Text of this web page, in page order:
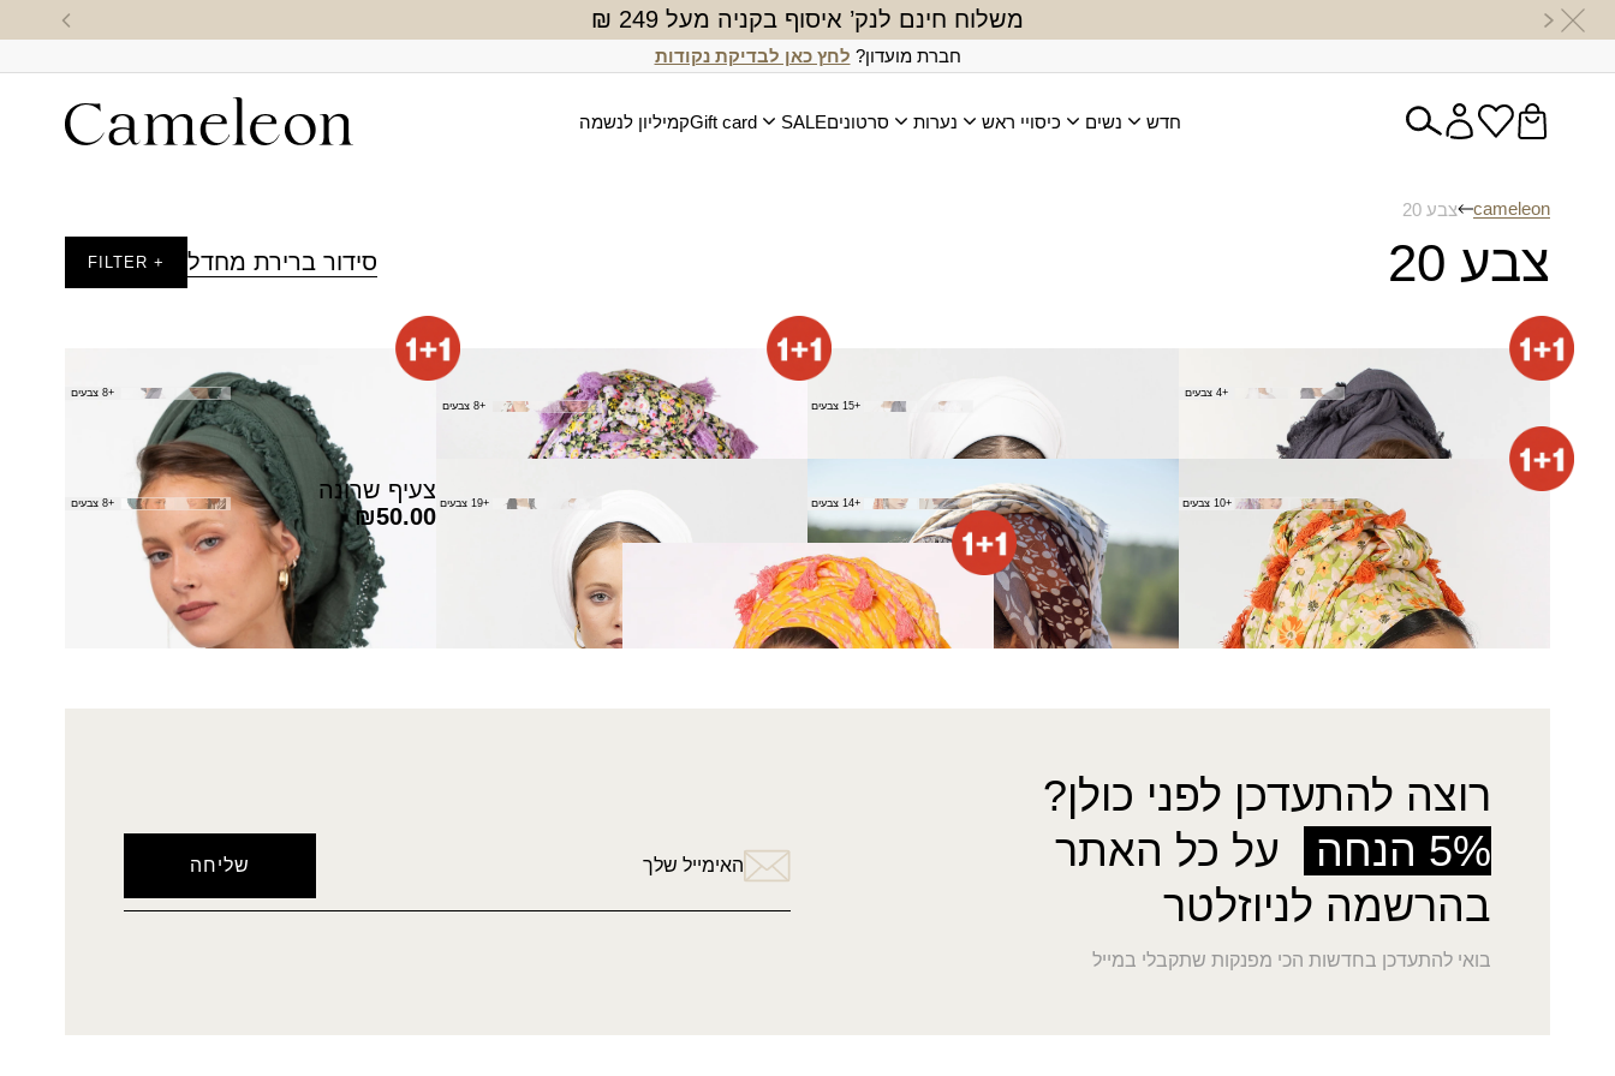
משלוח חינם לנק’ איסוף בקניה מעל 249 ₪
חברת מועדון? לחץ כאן לבדיקת נקודות
חדש נשים כיסויי ראש נערות סרטוניםSALE
Gift cardקמיליון לנשמה
cameleon צבע 20
צבע 20 סידור ברירת מחדל + FILTER
מטפחת אחינועם
+4 צבעים
+15 צבעים
מטפחת שקנאי
(מרובעת)
₪80.00
+8 צבעים
צעיף אחינועם
+8 צבעים
צעיף בטי
+10 צבעים
₪
+14 צבעים +19 צבעים
צעיף שרונה
₪50.00 +8 צבעים
מטפחת אורון (מרובעת)
₪80.00
רוצה להתעדכן לפני כולן?
5% הנחה
על כל האתר
בהרשמה לניוזלטר
בואי להתעדכן בחדשות הכי מפנקות שתקבלי במייל
האימייל שלך